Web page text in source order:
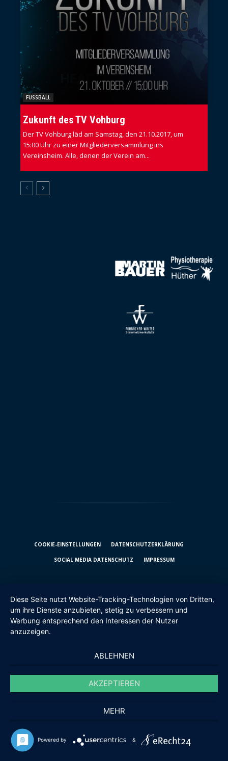
FUSSBALL
Zukunft des TV Vohburg
Der TV Vohburg läd am Samstag, den 21.10.2017, um
15:00 Uhr zu einer Mitgliederversammlung ins
Vereinsheim. Alle, denen der Verein am...
COOKIE-EINSTELLUNGEN DATENSCHUTZ­ERKLÄRUNG
SOCIAL MEDIA DATENSCHUTZ IMPRESSUM
Diese Seite nutzt Website-Tracking-Technologien von Dritten,
um ihre Dienste anzubieten, stetig zu verbessern und
Werbung entsprechend den Interessen der Nutzer
anzuzeigen.
ABLEHNEN
AKZEPTIEREN
MEHR
Powered by &